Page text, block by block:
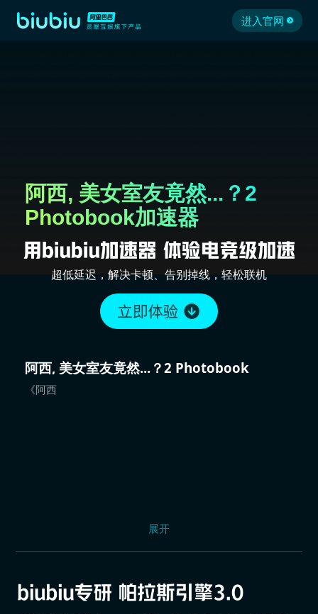
进入官网
阿西, 美女室友竟然...？2
Photobook加速器
超低延迟，解决卡顿、告别掉线，轻松联机
阿西, 美女室友竟然...？2 Photobook
《阿西
展开